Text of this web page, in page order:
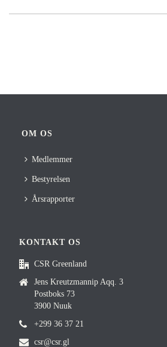
OM OS
Medlemmer
Bestyrelsen
Årsrapporter
KONTAKT OS
CSR Greenland
Jens Kreutzmannip Aqq. 3
Postboks 73
3900 Nuuk
+299 36 37 21
csr@csr.gl